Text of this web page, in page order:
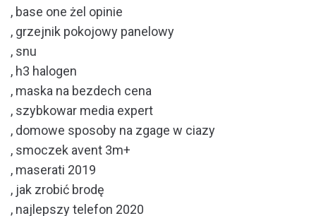
, base one żel opinie
, grzejnik pokojowy panelowy
, snu
, h3 halogen
, maska na bezdech cena
, szybkowar media expert
, domowe sposoby na zgage w ciazy
, smoczek avent 3m+
, maserati 2019
, jak zrobić brodę
, najlepszy telefon 2020